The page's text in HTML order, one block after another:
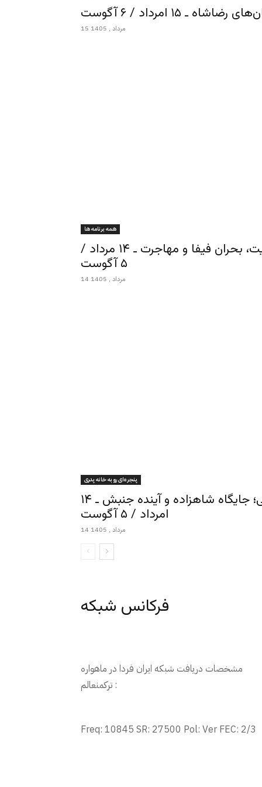
۱۵ امرداد / ۶ آگوست
15 مرداد , 1405
همه برنامه ها
ورزش از نگاه ایرج ادیب‌زاده ـ سالگرد مشروطیت، بحران فیفا و مهاجرت ـ ۱۴ مرداد /
۵ آگوست
14 مرداد , 1405
پنجره‌ای رو به خانه پدری
پنجره‌ای رو به خانه پدری ـ اسماعیل وفا یغمائی؛ جایگاه شاهزاده و آینده جنبش ـ ۱۴
امرداد / ۵ آگوست
14 مرداد , 1405
فرکانس شبکه
مشخصات دریافت شبکه ایران فردا در ماهواره
ترکمنعالم :
Freq: 10845 SR: 27500 Pol: Ver FEC: 2/3